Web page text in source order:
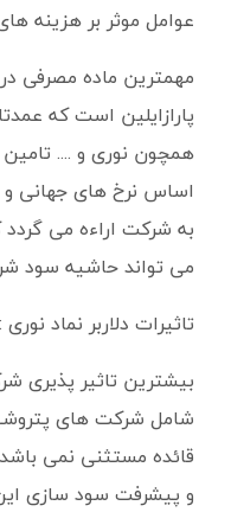
عوامل موثر بر هزینه
مهمترین ماده مصرفی
پارازایلین است که
همچون نوری و .... تامین
اساس نرخ های جهانی و
به شرکت اراءه می گردد
می تواند حاشیه سود
تاثیرات دلاربر نماد نوری :
بیشترین تاثیر پذیری
شامل شرکت های
قائده مستثنی نمی
و پیشرفت سود سازی